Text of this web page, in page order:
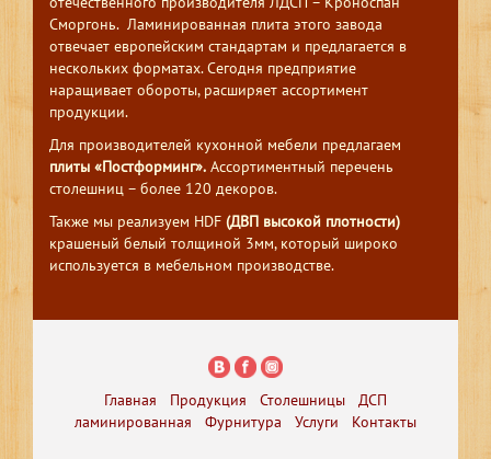
Сморгонь. Ламинированная плита этого завода
отвечает европейским стандартам и предлагается в
нескольких форматах. Сегодня предприятие
наращивает обороты, расширяет ассортимент
продукции.
Для производителей кухонной мебели предлагаем
плиты «Постформинг». Ассортиментный перечень
столешниц – более 120 декоров.
Также мы реализуем HDF (ДВП высокой плотности)
крашеный белый толщиной 3мм, который широко
используется в мебельном производстве.
Главная Продукция Столешницы
ДСП
ламинированная
Фурнитура Услуги Контакты